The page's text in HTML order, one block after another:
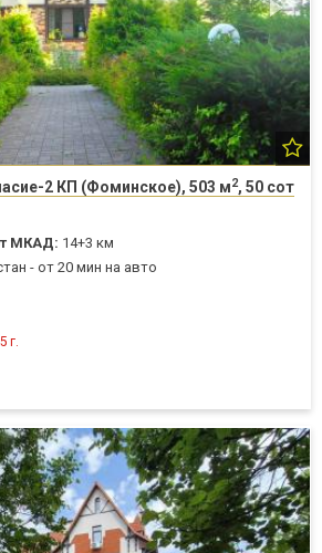
2 КП (Фоминское), 503 м2, 50 сот
МКАД: 14+3 км
- от 20 мин на авто
г.